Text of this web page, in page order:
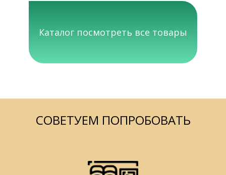
Каталог посмотреть все товары
СОВЕТУЕМ ПОПРОБОВАТЬ